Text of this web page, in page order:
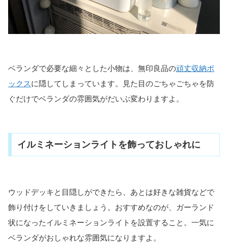
ベランダで必要な細々とした小物は、無印良品の頑丈収納ボ
ックスに隠してしまっています。見た目のごちゃごちゃを防
ぐだけでベランダの雰囲気がだいぶ変わりますよ。
イルミネーションライトを飾っておしゃれに
ウッドデッキと目隠しができたら、あとは好きな雑貨などで
飾り付けをしていきましょう。おすすめなのが、ガーランド
状になったイルミネーションライトを設置すること。一気に
ベランダがおしゃれな雰囲気になりますよ。